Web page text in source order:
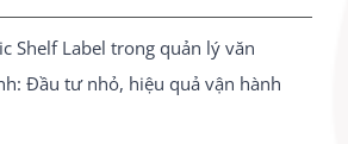
Shelf Label trong quản lý văn
Đầu tư nhỏ, hiệu quả vận hành